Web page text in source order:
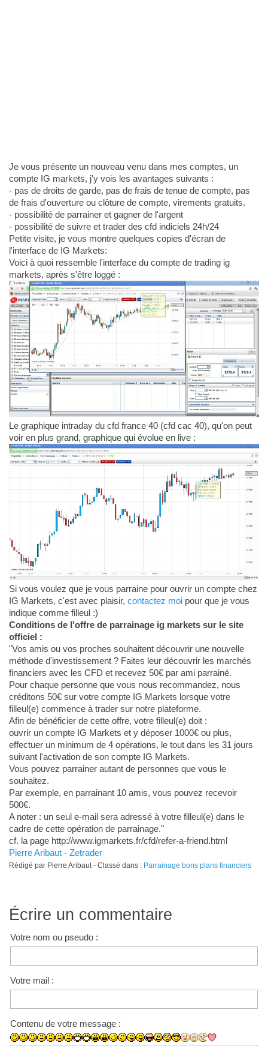
Je vous présente un nouveau venu dans mes comptes, un
compte IG markets, j'y vois les avantages suivants :
- pas de droits de garde, pas de frais de tenue de compte, pas
de frais d'ouverture ou clôture de compte, virements gratuits.
- possibilité de parrainer et gagner de l'argent
- possibilité de suivre et trader des cfd indiciels 24h/24
Petite visite, je vous montre quelques copies d'écran de
l'interface de IG Markets:
Voici à quoi ressemble l'interface du compte de trading ig
markets, après s'être loggé :
Le graphique intraday du cfd france 40 (cfd cac 40), qu'on peut
voir en plus grand, graphique qui évolue en live :
Si vous voulez que je vous parraine pour ouvrir un compte chez
IG Markets, c'est avec plaisir, contactez moipour que je vous
indique comme filleul :)
Conditions de l'offre de parrainage ig markets sur le site
officiel :
"Vos amis ou vos proches souhaitent découvrir une nouvelle
méthode d'investissement ? Faites leur découvrir les marchés
financiers avec les CFD et recevez 50€ par ami parrainé.
Pour chaque personne que vous nous recommandez, nous
créditons 50€ sur votre compte IG Markets lorsque votre
filleul(e) commence à trader sur notre plateforme.
Afin de bénéficier de cette offre, votre filleul(e) doit :
ouvrir un compte IG Markets et y déposer 1000€ ou plus,
effectuer un minimum de 4 opérations, le tout dans les 31 jours
suivant l'activation de son compte IG Markets.
Vous pouvez parrainer autant de personnes que vous le
souhaitez.
Par exemple, en parrainant 10 amis, vous pouvez recevoir
500€.
A noter : un seul e-mail sera adressé à votre filleul(e) dans le
cadre de cette opération de parrainage."
cf. la page http://www.igmarkets.fr/cfd/refer-a-friend.html
Pierre Aribaut - Zetrader
Rédigé par Pierre Aribaut - Classé dans : Parrainage bons plans financiers
Écrire un commentaire
Votre nom ou pseudo :
Votre mail :
Contenu de votre message :